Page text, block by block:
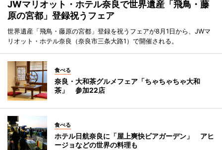
JWマリオット・ホテル奈良で世界遺産「飛鳥・藤
原の宮都」登録祝うフェア
世界遺産「飛鳥・藤原の宮都」登録を祝うフェアが8月1日から、JWマ
リオット・ホテル奈良（奈良市三条大路1）で開催される。
食べる
奈良・大和茶グルメフェア「ちゃちゃちゃ大和
茶」 参加22店
食べる
ホテル日航奈良に「屋上爽快ビアガーデン」 アヒ
ージョなどの世界の料理も